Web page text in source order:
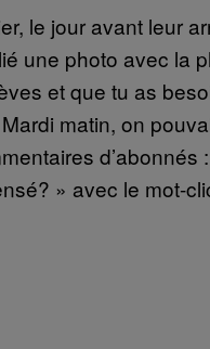
le jour avant leur
une photo avec la
et que tu as
matin, on
d’abonnés
» avec le mot-